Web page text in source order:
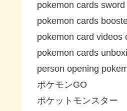
pokemon cards
pokemon cards
pokemon card videos
pokemon cards
person opening
ポケモンGO
ポケットモンスター